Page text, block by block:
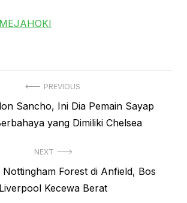
MEJAHOKI
PREVIOUS
Sancho, Ini Dia Pemain Sayap
yang Dimiliki Chelsea
NEXT
Nottingham Forest di Anfield, Bos
Liverpool Kecewa Berat